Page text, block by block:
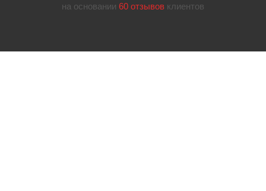
на основании 60 отзывов клиентов